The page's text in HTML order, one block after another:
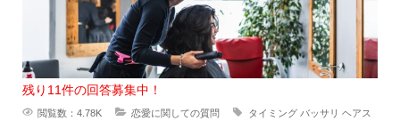
残り11件の回答募集中！
閲覧数：4.78K 恋愛に関しての質問 タイミング バッサリ ヘアス